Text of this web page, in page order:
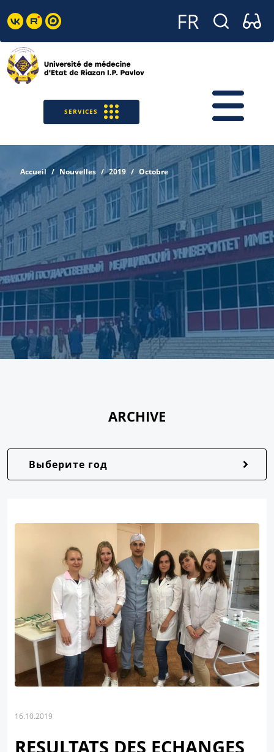
SERVICES
Accueil Nouvelles 2019 Octobre
ARCHIVE
Выберите год
16.10.2019
RESULTATS DES ECHANGES